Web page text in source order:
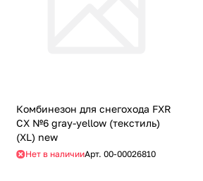
Комбинезон для снегохода FXR
CX №6 gray-yellow (текстиль)
(XL) new
Нет в наличииАрт.00-00026810